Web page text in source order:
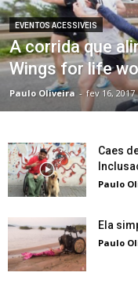
EVENTOS ACESSIVEIS
A corrida que
Wings for life
Paulo Oliveira - fev 16, 2017
Caes
Paulo
Ela
Paulo